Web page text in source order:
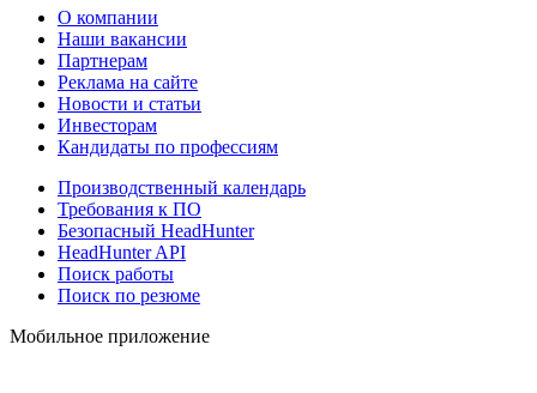
О компании
Наши вакансии
Партнерам
Реклама на сайте
Новости и статьи
Инвесторам
Кандидаты по профессиям
Производственный календарь
Требования к ПО
Безопасный HeadHunter
HeadHunter API
Поиск работы
Поиск по резюме
Мобильное приложение